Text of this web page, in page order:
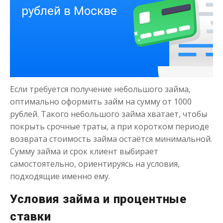
Срок от 1до 21 дня
Моментальный займ
Если требуется получение небольшого займа,
оптимально оформить займ на сумму от 1000
рублей. Такого небольшого займа хватает, чтобы
покрыть срочные траты, а при коротком периоде
возврата стоимость займа остаётся минимальной.
Сумму займа и срок клиент выбирает
самостоятельно, ориентируясь на условия,
подходящие именно ему.
Условия займа и процентные
ставки